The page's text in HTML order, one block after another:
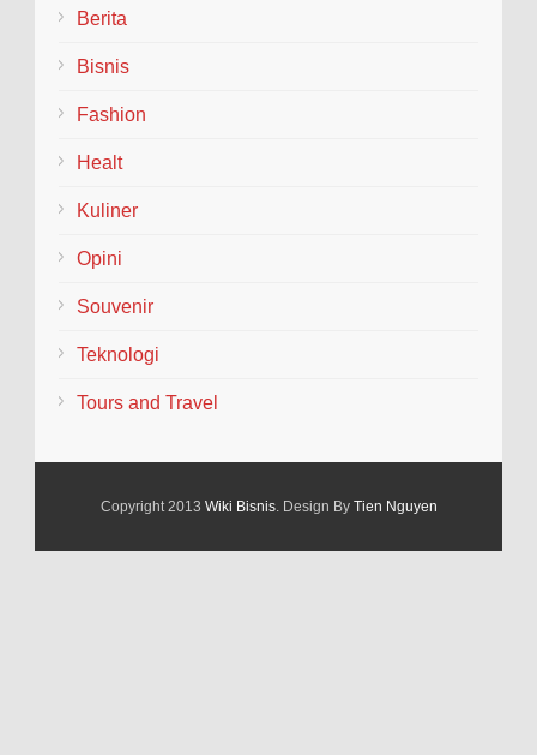
Berita
Bisnis
Fashion
Healt
Kuliner
Opini
Souvenir
Teknologi
Tours and Travel
Copyright 2013 Wiki Bisnis. Design By Tien Nguyen